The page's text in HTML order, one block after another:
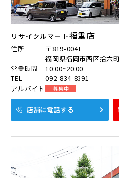
リサイクルマート福重店
住所
〒819-0041
福岡県福岡市西区拾六
営業時間
10:00~20:00
TEL
092-834-8391
アルバイト
募集中
店舗に電話する